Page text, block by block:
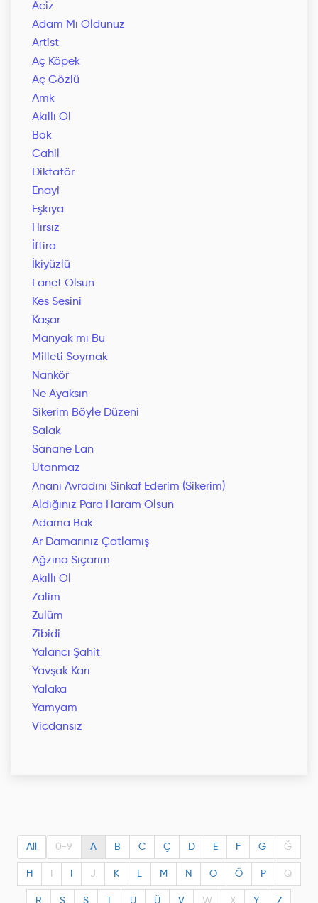
Aciz
Adam Mı Oldunuz
Artist
Aç Köpek
Aç Gözlü
Amk
Akıllı Ol
Bok
Cahil
Diktatör
Enayi
Eşkıya
Hırsız
İftira
İkiyüzlü
Lanet Olsun
Kes Sesini
Kaşar
Manyak mı Bu
Milleti Soymak
Nankör
Ne Ayaksın
Sikerim Böyle Düzeni
Salak
Sanane Lan
Utanmaz
Ananı Avradını Sinkaf Ederim (Sikerim)
Aldığınız Para Haram Olsun
Adama Bak
Ar Damarınız Çatlamış
Ağzına Sıçarım
Akıllı Ol
Zalim
Zulüm
Zibidi
Yalancı Şahit
Yavşak Karı
Yalaka
Yamyam
Vicdansız
All 0-9 A B C Ç D E F G Ğ
H J K L M N O Ö P Q
R S Ş U Ü V W X Y Z